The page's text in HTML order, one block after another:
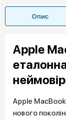
Опис
Apple
Apple MacBook
нового